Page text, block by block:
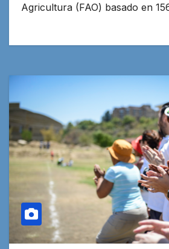
Agricultura (FAO) basado en